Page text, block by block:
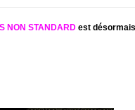
NON STANDARDest